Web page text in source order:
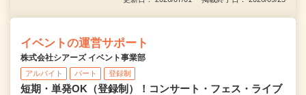
イベントの運営サポート
株式会社シアーズ イベント事業部
アルバイト パート 登録制
短期・単発OK（登録制）！コンサート・フェス・ライブ